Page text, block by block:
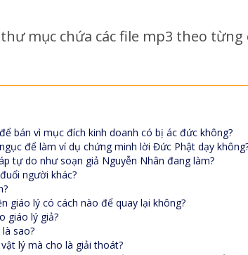
mục chứa các file mp3 theo từng
bán vì mục đích kinh doanh có bị ác đức không?
để làm ví dụ chứng minh lời Đức Phật dạy
tự do như soạn giả Nguyễn Nhân đang làm?
người khác?
giáo lý có cách nào để quay lại không?
giáo lý giả?
sao?
lý mà cho là giải thoát?